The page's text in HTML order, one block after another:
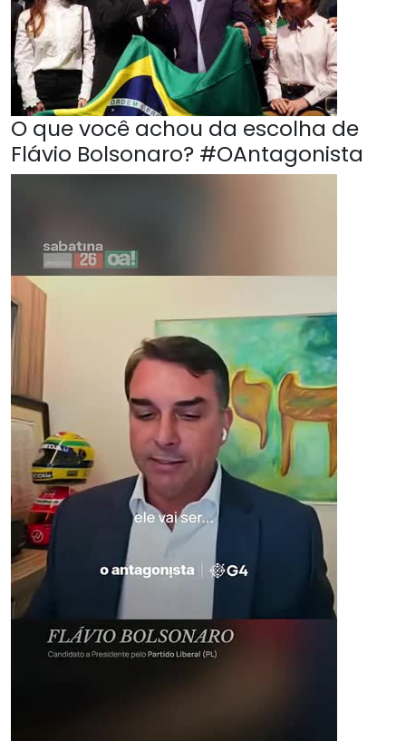
O que você achou da escolha de
Flávio Bolsonaro? #OAntagonista